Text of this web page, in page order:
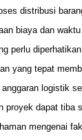
distribusi
biaya dan
perlu
yang tepat
anggaran logistik
proyek dapat tiba
mengenai